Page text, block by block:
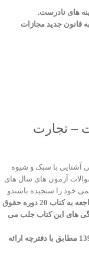
های نادرست.
قانون جدید مجازات
آشنایی با سبک و شیوه
آزمون های سال های
خود را سنجیده باشندو
جهت سهولت مراجعه به کتاب 20 دوره حقوق
های این کتاب جلب می
گرداوری 20 دوره سوالات حقوق مدنی از سال 1380 تا 1397 مطابق با دفترچه ارائه